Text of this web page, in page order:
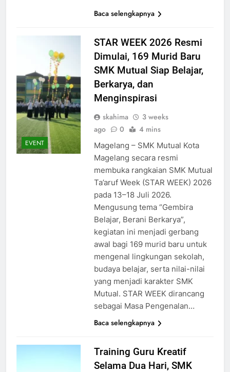
Baca selengkapnya
EVENT
STAR WEEK 2026 Resmi
Dimulai, 169 Murid Baru
SMK Mutual Siap Belajar,
Berkarya, dan
Menginspirasi
skahima
3 weeks
ago
0 4 mins
Magelang – SMK Mutual Kota
Magelang secara resmi
membuka rangkaian SMK Mutual
Ta’aruf Week (STAR WEEK) 2026
pada 13–18 Juli 2026.
Mengusung tema “Gembira
Belajar, Berani Berkarya”,
kegiatan ini menjadi gerbang
awal bagi 169 murid baru untuk
mengenal lingkungan sekolah,
budaya belajar, serta nilai-nilai
yang menjadi karakter SMK
Mutual. STAR WEEK dirancang
sebagai Masa Pengenalan…
Baca selengkapnya
Training Guru Kreatif
Selama Dua Hari, SMK